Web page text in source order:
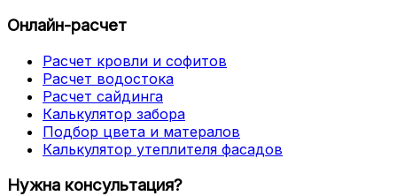
Онлайн-расчет
Расчет кровли и софитов
Расчет водостока
Расчет сайдинга
Калькулятор забора
Подбор цвета и матералов
Калькулятор утеплителя фасадов
Нужна консультация?